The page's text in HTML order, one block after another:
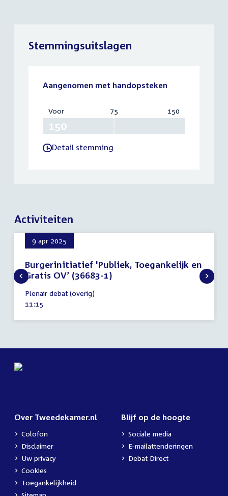
Stemmingsuitslagen
Aangenomen met handopsteken
Voor:
150
75 150
-Detail stemming
Activiteiten
9 apr 2025
Burgerinitiatief 'Publiek, Toegankelijk en
Gratis OV’ (36683-1)
april
2025
Plenair debat (overig)
Tijd
11:15
Over Tweedekamer.nl
Colofon
Disclaimer
Uw privacy
Cookies
Toegankelijkheid
Blijf op de hoogte
Sociale media
E-mailattenderingen
Debat Direct